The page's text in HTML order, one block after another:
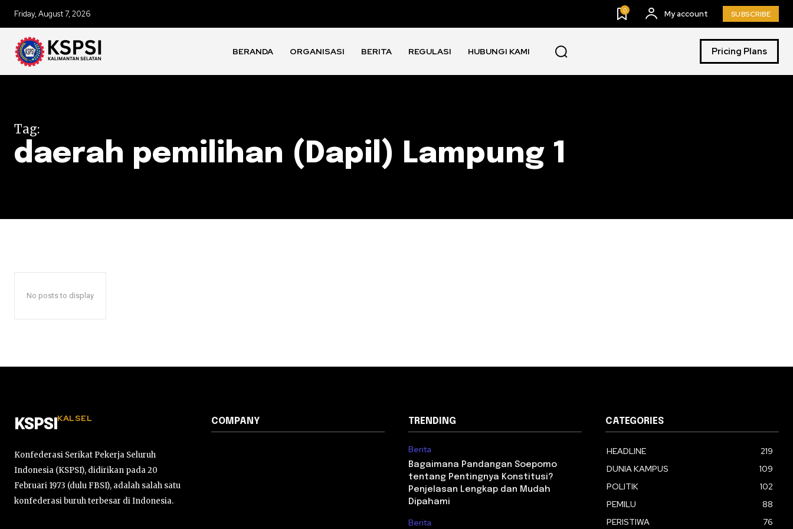
Friday, August 7, 2026 0 My account SUBSCRIBE
BERANDA ORGANISASI BERITA REGULASI HUBUNGI KAMI Pricing Plans
Tag:
daerah pemilihan (Dapil) Lampung 1
No posts to display
KSPSI KALSEL
Konfederasi Serikat Pekerja Seluruh
Indonesia (KSPSI), didirikan pada 20
Februari 1973 (dulu FBSI), adalah salah satu
konfederasi buruh terbesar di Indonesia.
COMPANY TRENDING
Berita
Bagaimana Pandangan Soepomo
tentang Pentingnya Konstitusi?
Penjelasan Lengkap dan Mudah
Dipahami
Berita
CATEGORIES
HEADLINE
219
DUNIA KAMPUS
109
POLITIK
102
PEMILU
88
PERISTIWA
76